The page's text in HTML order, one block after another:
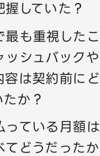
握していた？
最も重視した
ッシュバック
容は契約前に
か？
っている月額
てどうだった